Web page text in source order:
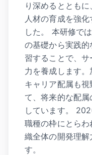
り深めるととも
人材の育成を強
した。 本研修で
の基礎から実践
習することで、
力を養成します
キャリア配属も
て、将来的な配
しています。
職種の枠にとら
織全体の開発理解
す。